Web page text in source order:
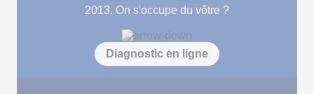
2013. On s'occupe du vôtre ?
Diagnostic en ligne